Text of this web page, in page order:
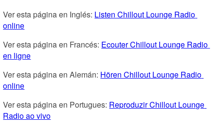
Ver esta página en Inglés: Listen Chillout Lounge Radio
online
Ver esta página en Francés: Ecouter Chillout Lounge Radio
en ligne
Ver esta página en Alemán: Hören Chillout Lounge Radio
online
Ver esta página en Portugues: Reproduzir Chillout Lounge
Radio ao vivo